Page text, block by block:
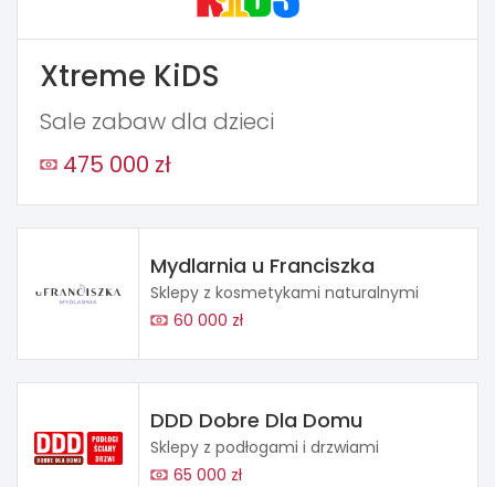
Xtreme KiDS
Sale zabaw dla dzieci
475 000 zł
Mydlarnia u Franciszka
Sklepy z kosmetykami naturalnymi
60 000 zł
DDD Dobre Dla Domu
Sklepy z podłogami i drzwiami
65 000 zł